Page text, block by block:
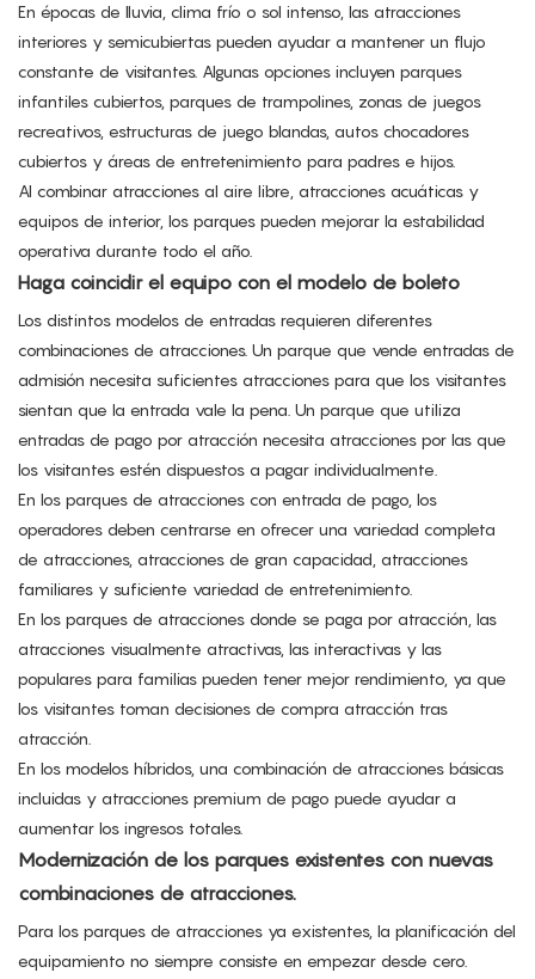
En épocas de lluvia, clima frío o sol intenso, las atracciones
interiores y semicubiertas pueden ayudar a mantener un flujo
constante de visitantes. Algunas opciones incluyen parques
infantiles cubiertos, parques de trampolines, zonas de juegos
recreativos, estructuras de juego blandas, autos chocadores
cubiertos y áreas de entretenimiento para padres e hijos.
Al combinar atracciones al aire libre, atracciones acuáticas y
equipos de interior, los parques pueden mejorar la estabilidad
operativa durante todo el año.
Haga coincidir el equipo con el modelo de boleto
Los distintos modelos de entradas requieren diferentes
combinaciones de atracciones. Un parque que vende entradas de
admisión necesita suficientes atracciones para que los visitantes
sientan que la entrada vale la pena. Un parque que utiliza
entradas de pago por atracción necesita atracciones por las que
los visitantes estén dispuestos a pagar individualmente.
En los parques de atracciones con entrada de pago, los
operadores deben centrarse en ofrecer una variedad completa
de atracciones, atracciones de gran capacidad, atracciones
familiares y suficiente variedad de entretenimiento.
En los parques de atracciones donde se paga por atracción, las
atracciones visualmente atractivas, las interactivas y las
populares para familias pueden tener mejor rendimiento, ya que
los visitantes toman decisiones de compra atracción tras
atracción.
En los modelos híbridos, una combinación de atracciones básicas
incluidas y atracciones premium de pago puede ayudar a
aumentar los ingresos totales.
Modernización de los parques existentes con nuevas
combinaciones de atracciones.
Para los parques de atracciones ya existentes, la planificación del
equipamiento no siempre consiste en empezar desde cero.